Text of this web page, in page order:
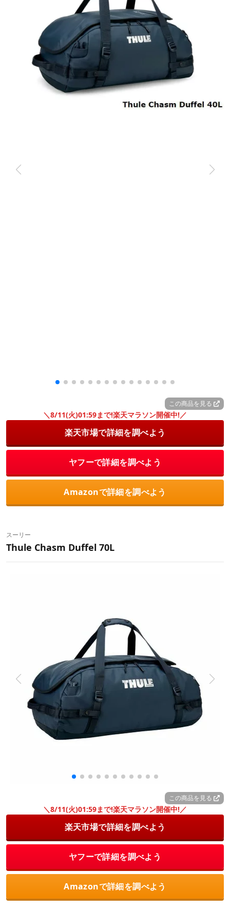
この商品を見る
＼8/11(火)01:59まで!楽天マラソン開催中!／
楽天市場で詳細を調べよう
ヤフーで詳細を調べよう
Amazonで詳細を調べよう
スーリー
Thule Chasm Duffel 70L
この商品を見る
＼8/11(火)01:59まで!楽天マラソン開催中!／
楽天市場で詳細を調べよう
ヤフーで詳細を調べよう
Amazonで詳細を調べよう